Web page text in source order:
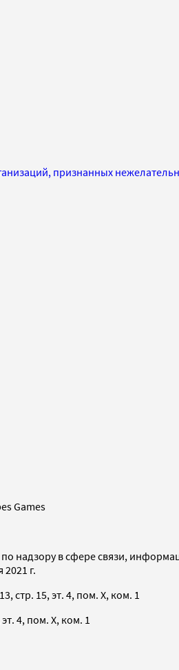
признанных
Games
надзору в сфере связи,
г.
стр. 15, эт. 4, пом. X, ком. 1
4, пом. X, ком. 1